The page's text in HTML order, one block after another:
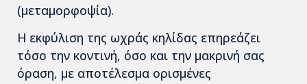
(μεταμορφοψία).
Η εκφύλιση της ωχράς κηλίδας επηρεάζει
τόσο την κοντινή, όσο και την μακρινή σας
όραση, με αποτέλεσμα ορισμένες